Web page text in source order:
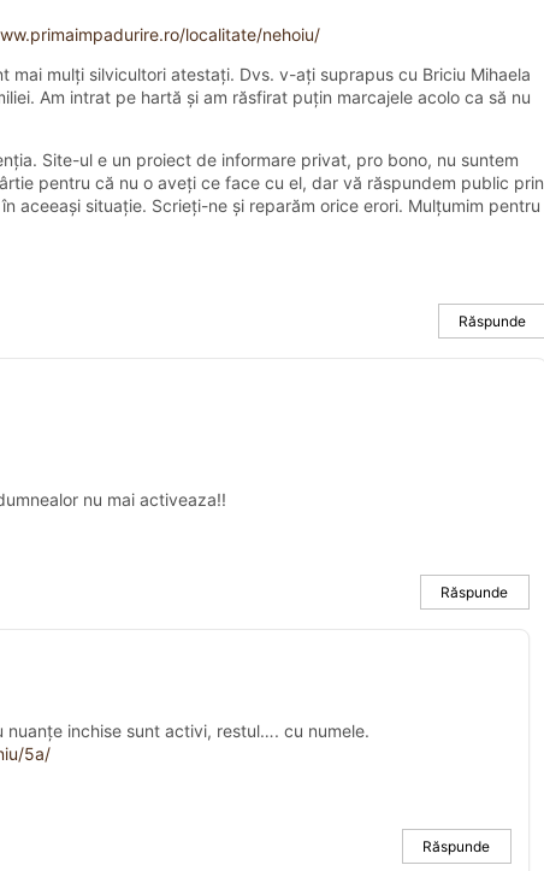
localitate/nehoiu/
mai mulți silvicultori atestați. Dvs. v-ați suprapus cu Briciu Mihaela
Am intrat pe hartă și am răsfirat puțin marcajele acolo ca să nu
Site-ul e un proiect de informare privat, pro bono, nu suntem
pentru că nu o aveți ce face cu el, dar vă răspundem public prin
aceeași situație. Scrieți-ne și reparăm orice erori. Mulțumim pentru
Răspunde
nu mai activeaza!!
Răspunde
inchise sunt activi, restul…. cu numele.
5a/
Răspunde